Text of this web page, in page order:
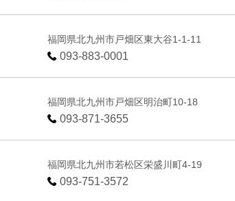
福岡県北九州市戸畑区東大谷1-1-11
093-883-0001
福岡県北九州市戸畑区明治町10-18
093-871-3655
福岡県北九州市若松区栄盛川町4-19
093-751-3572